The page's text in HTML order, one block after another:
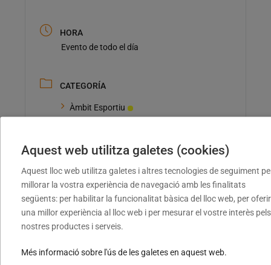
HORA
Evento de todo el día
CATEGORÍA
Àmbit Esportiu
COMPARTIR ESTE EVENTO
Aquest web utilitza galetes (cookies)
Aquest lloc web utilitza galetes i altres tecnologies de seguiment
millorar la vostra experiència de navegació amb les finalitats
següents: per habilitar la funcionalitat bàsica del lloc web, per oferir
una millor experiència al lloc web i per mesurar el vostre interès pels
nostres productes i serveis.
Més informació sobre l'ús de les galetes en aquest web.